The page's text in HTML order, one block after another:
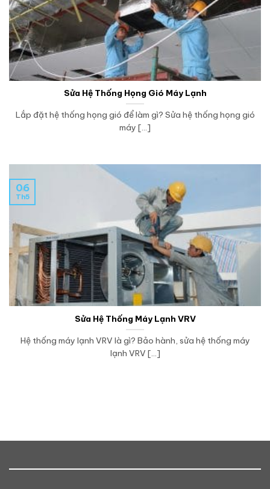
Sửa Hệ Thống Họng Gió Máy Lạnh
Lắp đặt hệ thống họng gió để làm gì? Sửa hệ thống họng gió
máy [...]
Sửa Hệ Thống Máy Lạnh VRV
Hệ thống máy lạnh VRV là gì? Bảo hành, sửa hệ thống máy
lạnh VRV [...]
06
Th5